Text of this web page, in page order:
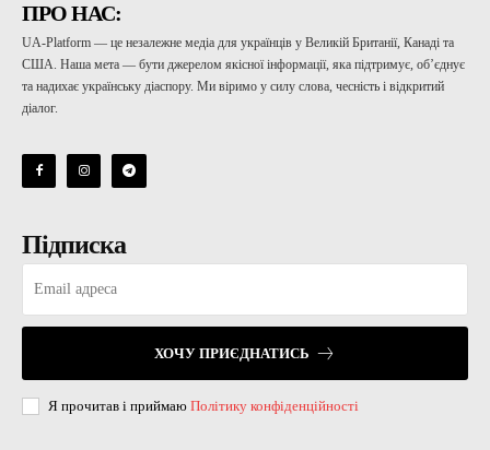
ПРО НАС:
UA-Platform — це незалежне медіа для українців у Великій Британії, Канаді та
США. Наша мета — бути джерелом якісної інформації, яка підтримує, об’єднує
та надихає українську діаспору. Ми віримо у силу слова, чесність і відкритий
діалог.
Підписка
ХОЧУ ПРИЄДНАТИСЬ
Я прочитав і приймаю Політику конфіденційності